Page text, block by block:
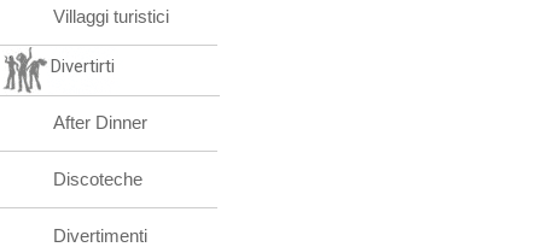
Villaggi turistici
Divertirti
After Dinner
Discoteche
Divertimenti